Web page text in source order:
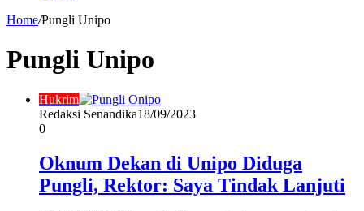
Home/Pungli Unipo
Pungli Unipo
Hukrim
Redaksi Senandika18/09/2023
0
Oknum Dekan di Unipo Diduga
Pungli, Rektor: Saya Tindak Lanjuti